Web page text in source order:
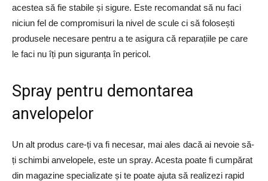
acestea să fie stabile și sigure. Este recomandat să nu faci
niciun fel de compromisuri la nivel de scule ci să folosești
produsele necesare pentru a te asigura că reparațiile pe care
le faci nu îți pun siguranța în pericol.
Spray pentru demontarea
anvelopelor
Un alt produs care-ți va fi necesar, mai ales dacă ai nevoie să-
ți schimbi anvelopele, este un spray. Acesta poate fi cumpărat
din magazine specializate și te poate ajuta să realizezi rapid